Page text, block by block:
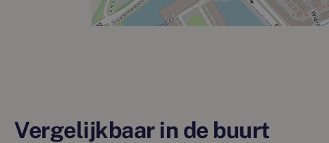
Vergelijkbaar in de buurt